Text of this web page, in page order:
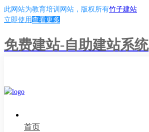
此网站为教育培训网站 ，版权所有竹子建站
立即使用查看更多
免费建站-自助建站系统
首页